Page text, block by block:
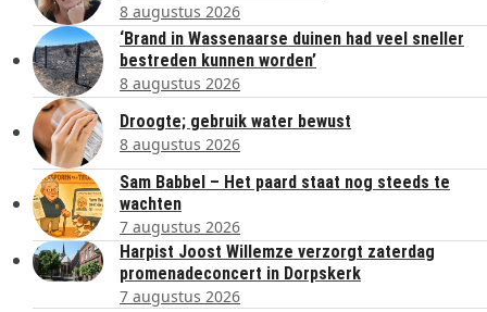
8 augustus 2026
‘Brand in Wassenaarse duinen had veel sneller
bestreden kunnen worden’
8 augustus 2026
Droogte; gebruik water bewust
8 augustus 2026
Sam Babbel – Het paard staat nog steeds te
wachten
7 augustus 2026
Harpist Joost Willemze verzorgt zaterdag
promenadeconcert in Dorpskerk
7 augustus 2026